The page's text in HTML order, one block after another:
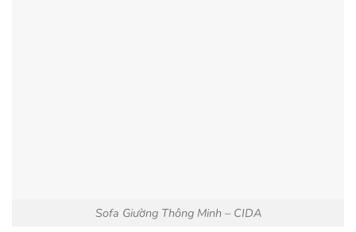
Sofa Giường Thông Minh – CIDA